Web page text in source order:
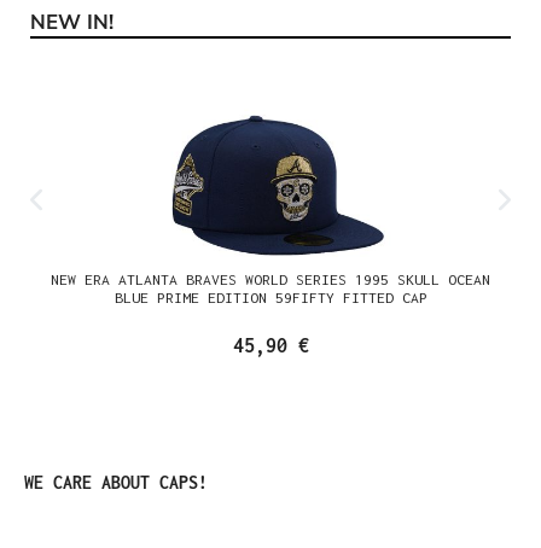
Produktgalerie überspringen
NEW IN!
NEW ERA ATLANTA BRAVES WORLD SERIES 1995 SKULL OCEAN
BLUE PRIME EDITION 59FIFTY FITTED CAP
45,90 €
Produktgalerie überspringen
WE CARE ABOUT CAPS!